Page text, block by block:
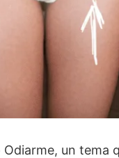
un tema